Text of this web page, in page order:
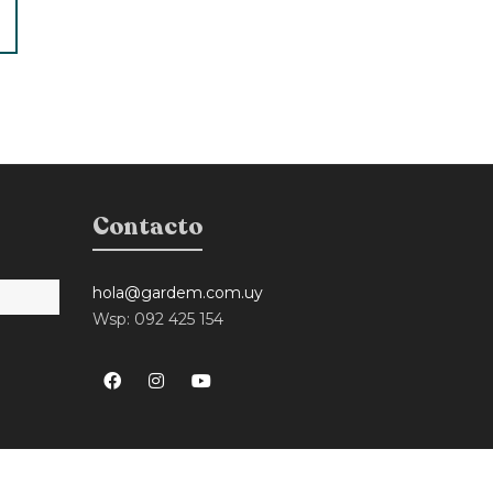
Contacto
hola@gardem.com.uy
Wsp: 092 425 154